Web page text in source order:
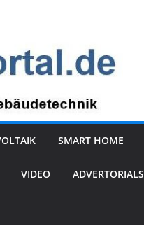
SMART HOME
VIDEO ADVERTORIALS